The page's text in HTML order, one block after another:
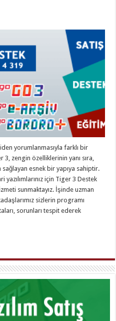
yorumlanmasıyla farklı bir
zengin özelliklerinin yanı sıra,
esnek bir yapıya sahiptir.
yazılımlarınız için Tiger 3 Destek
sunmaktayız. İşinde uzman
sizlerin programı
sorunları tespit ederek